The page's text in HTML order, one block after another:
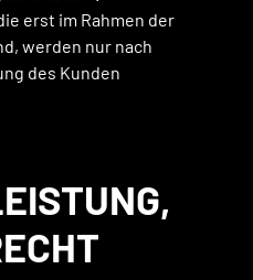
erst im Rahmen der
werden nur nach
des Kunden